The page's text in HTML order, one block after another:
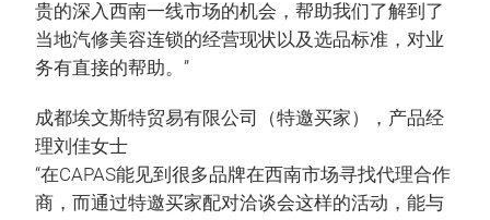
贵的深入西南一线市场的机会，帮助我们了解到了
当地汽修美容连锁的经营现状以及选品标准，对业
务有直接的帮助。”
成都埃文斯特贸易有限公司（特邀买家），产品经
理刘佳女士
“在CAPAS能见到很多品牌在西南市场寻找代理合作
商，而通过特邀买家配对洽谈会这样的活动，能与